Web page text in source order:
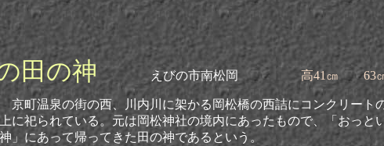
田の神 えびの市南松岡高41㎝ 63
京町温泉の街の西、川内川に架かる岡松橋の西詰にコンクリート
上に祀られている。元は岡松神社の境内にあったもので、「おっと
神」にあって帰ってきた田の神であるという。